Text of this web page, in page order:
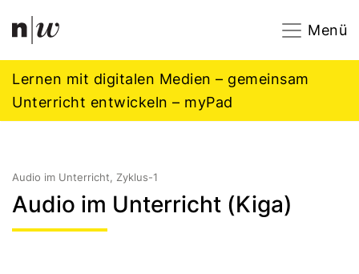
Navigation
Menü
Lernen mit digitalen Medien – gemeinsam
Unterricht entwickeln – myPad
Audio im Unterricht, Zyklus-1
Audio im Unterricht (Kiga)
Footer